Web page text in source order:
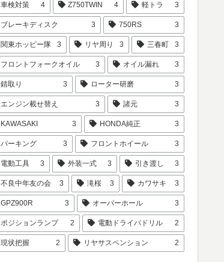
車検対策 4 Z750TWIN 4 軽トラ 3
ブレーキディスク 3 750RS 3
関東ホッピー隊 3 リヤ周り 3 三春町 3
フロントフォークオイル 3 オイル漏れ 3
錆取り 3 ローター研磨 3
エンジン載せ替え 3 諸元 3
KAWASAKI 3 HONDA純正 3
パーキング 3 フロントホイール 3
電動工具 3 外装一式 3 引き渡し 3
不良中年友の会 3 滝桜 3 カワサキ 3
GPZ900R 3 オーバーホール 3
ポジションランプ 2 電動ドライバドリル 2
現状把握 2 リヤサスペンション 2